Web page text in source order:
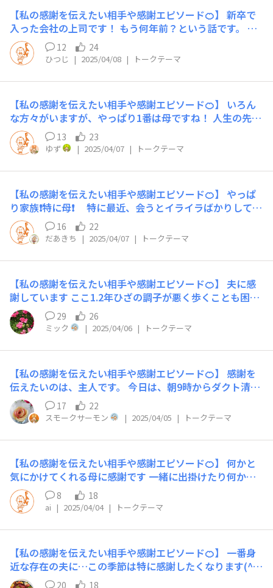
【私の感謝を伝えたい相手や感謝エピソード🍊】 新卒で
入った会社の上司です！ もう何年前？という話です。 学
生気分が抜けず、生意気な事ばかり言っていた私を根気強
く指導してくれたおかげで、なんとか社会人になれて、成
長出来ました。 今ではその職場を離れてしまいました
が、上司から教わった事が今の職場でも生かされていま
12 24
ひつじ | 2025/04/08 | トークテーマ
【私の感謝を伝えたい相手や感謝エピソード🍊】 いろん
な方々がいますが、やっぱり1番は母ですね！ 人生の先輩
であり自慢の母です。今、こうして平凡でいられるのも母
のおかげかな… 話は変わりますが、今日子供の入学式で
した。校歌斉唱で、自分の後ろ付近のお母さんが、合唱団
のようにハツラツと校歌を歌っていました。生徒の声に全
ったけど出来ず（笑） 人生で初めて、校歌斉唱を大声で
綺麗に歌うお母さんに遭遇しました。卒業生とかなのかな
ぁ🤔本当にびっくりでした。
13 23
ゆず | 2025/04/07 | トークテーマ
【私の感謝を伝えたい相手や感謝エピソード🍊】 やっぱ
り家族❗️特に母❗️ 特に最近、会うとイライラばかりしてし
まう母に感謝を伝えたいです！ 離れて暮らしてからの
方が長くなって、生活習慣や価値観も変わってきて、 つ
いイライラして喧嘩してしまいますが、 これをきっかけ
にありがとうの感謝を伝えたいです❤️ 一緒にピエトロ
16 22
だあきち | 2025/04/07 | トークテーマ
【私の感謝を伝えたい相手や感謝エピソード🍊】 夫に感
謝しています ここ1.2年ひざの調子が悪く歩くことも困難
なときがあります そんな時夫が手伝ってくれることに感
謝しています。 家事やガーデニングのお世話なんでも一
通りしてくれます。 はじめはガーデニングに興味がなか
ったのですが今では種をまいたり挿し木をして育てたりし
は見せてくれます。 これからも頼りにしています。ありが
とう こちらは夫が挿し木して育てた花桃の花です。今年
もきれいに咲いています
29 26
ミック | 2025/04/06 | トークテーマ
【私の感謝を伝えたい相手や感謝エピソード🍊】 感謝を
伝えたいのは、主人です。 今日は、朝9時からダクト清掃
でしたが、私が寝ている間に、キッチン、お風呂の荷物を
片付けて、ベランダの排気口の周りのガーデニングも片付
け掃除もしてくれていました😅 私は、トイレの物を片付
けただけ😅 「ありがとう」💖 朝ごはんにサラダを作りま
17 22
スモークサーモン | 2025/04/05 | トークテーマ
【私の感謝を伝えたい相手や感謝エピソード🍊】 何かと
気にかけてくれる母に感謝です 一緒に出掛けたり何か作
って渡しあったりしています いつまでも元気でいてほし
い
8 18
ai | 2025/04/04 | トークテーマ
【私の感謝を伝えたい相手や感謝エピソード🍊】 一番身
近な存在の夫に…この季節は特に感謝したくなります(⁠^⁠^⁠)
新年度はじまって仕事の忙しさやストレスもMaxそうなの
20 18